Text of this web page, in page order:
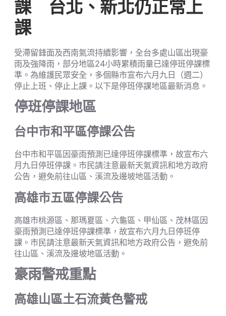
課 台北、新北仍正常上
課
受滯留鋒面及西南氣流持續影響，全台多處山區出現豪
雨及強降雨，部分地區24小時累積雨量已達停班停課標
準。為維護民眾安全，多個縣市宣布六月九日（週二）
停止上班、停止上課。以下是停班停課地區最新消息。
停班停課地區
台中市和平區停課公告
台中市和平區因豪雨預測已達停班停課標準，故宣布六
月九日停班停課。市民請注意最新天氣資訊和地方政府
公告，避免前往山區、溪流及邊坡地區活動。
高雄市五區停課公告
高雄市桃源區、那瑪夏區、六龜區、甲仙區、茂林區因
豪雨預測已達停班停課標準，故宣布六月九日停班停
課。市民請注意最新天氣資訊和地方政府公告，避免前
往山區、溪流及邊坡地區活動。
豪雨警戒重點
高雄山區土石流黃色警戒